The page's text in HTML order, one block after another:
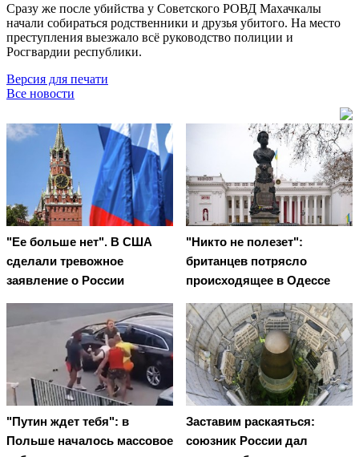
Сразу же после убийства у Советского РОВД Махачкалы
начали собираться родственники и друзья убитого. На место
преступления выезжало всё руководство полиции и
Росгвардии республики.
Версия для печати
Все новости
"Ее больше нет". В США
сделали тревожное
заявление о России
"Никто не полезет":
британцев потрясло
происходящее в Одессе
"Путин ждет тебя": в
Польше началось массовое
Заставим раскаяться:
союзник России дал